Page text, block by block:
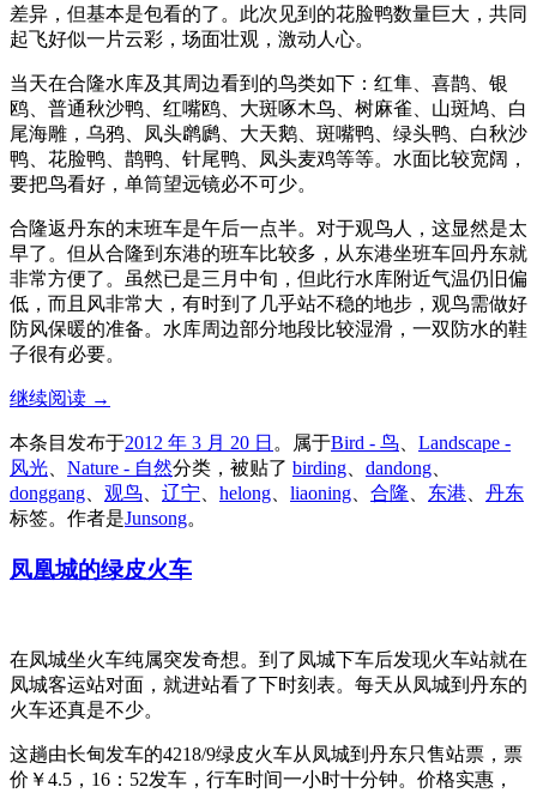
差异，但基本是包看的了。此次见到的花脸鸭数量巨大，共同
起飞好似一片云彩，场面壮观，激动人心。
当天在合隆水库及其周边看到的鸟类如下：红隼、喜鹊、银
鸥、普通秋沙鸭、红嘴鸥、大斑啄木鸟、树麻雀、山斑鸠、白
尾海雕，乌鸦、凤头䴙䴘、大天鹅、斑嘴鸭、绿头鸭、白秋沙
鸭、花脸鸭、鹊鸭、针尾鸭、凤头麦鸡等等。水面比较宽阔，
要把鸟看好，单筒望远镜必不可少。
合隆返丹东的末班车是午后一点半。对于观鸟人，这显然是太
早了。但从合隆到东港的班车比较多，从东港坐班车回丹东就
非常方便了。虽然已是三月中旬，但此行水库附近气温仍旧偏
低，而且风非常大，有时到了几乎站不稳的地步，观鸟需做好
防风保暖的准备。水库周边部分地段比较湿滑，一双防水的鞋
子很有必要。
继续阅读 →
本条目发布于2012 年 3 月 20 日 。属于Bird - 鸟
Landscape -
风光
Nature - 自然分类，被贴了 birding dandong
donggang
观鸟 辽宁 helong liaoning 合隆 东港
丹东
标签。 作者是Junsong。
凤凰城的绿皮火车
在凤城坐火车纯属突发奇想。到了凤城下车后发现火车站就在
凤城客运站对面，就进站看了下时刻表。每天从凤城到丹东的
火车还真是不少。
这趟由长甸发车的4218/9绿皮火车从凤城到丹东只售站票，票
价￥4.5，16：52发车，行车时间一小时十分钟。价格实惠，